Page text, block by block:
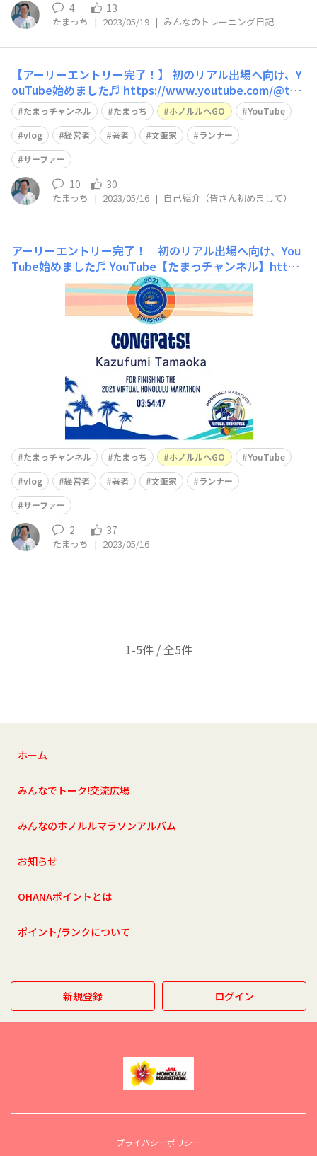
4 13
たまっち | 2023/05/19 | みんなのトレーニング日記
【アーリーエントリー完了！】 初のリアル出場へ向け、Y
ouTube始めました♬ https://www.youtube.com/@ta
ma_tsuchi/ Aloha！ 2023年ホノルルマラソン出場と完走
を目指し、ハワイ大好きな、一人のアラフィフおじさん
「たまっち」が準備を始めました！ ハード
たまっチャンネル たまっち ホノルルへGO
YouTube
vlog
経営者 著者 文筆家
ランナー
サーファー
10 30
たまっち | 2023/05/16 | 自己紹介（皆さん初めまして）
アーリーエントリー完了！ 初のリアル出場へ向け、You
Tube始めました♬ YouTube【たまっチャンネル】http
s://www.youtube.com/@tama_tsuchiAloha！2023年
ホノルルマラソン出場と完走を目指し、ハワイ大好きな、
一人のアラフィフおじさん「たまっち」が準備を始めまし
た！ハードな練習や、レースの緊張感は苦手。そして寒い
たまっチャンネル たまっち ホノルルへGO
YouTube
vlog
経営者 著者 文筆家
ランナー
サーファー
2 37
たまっち | 2023/05/16
1-5件 / 全5件
ホーム
みんなでトーク!交流広場
みんなのホノルルマラソンアルバム
お知らせ
OHANAポイントとは
ポイント/ランクについて
新規登録 ログイン
プライバシーポリシー